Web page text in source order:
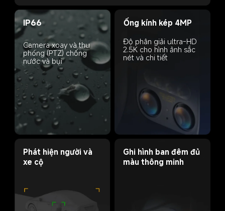
IP66
Camera xoay và thu
phóng (PTZ) chống
nước và bụi
Ống kính kép 4MP
Độ phân giải ultra-HD
2.5K cho hình ảnh sắc
nét và chi tiết
Phát hiện người và
xe cộ
Ghi hình ban đêm đủ
màu thông minh